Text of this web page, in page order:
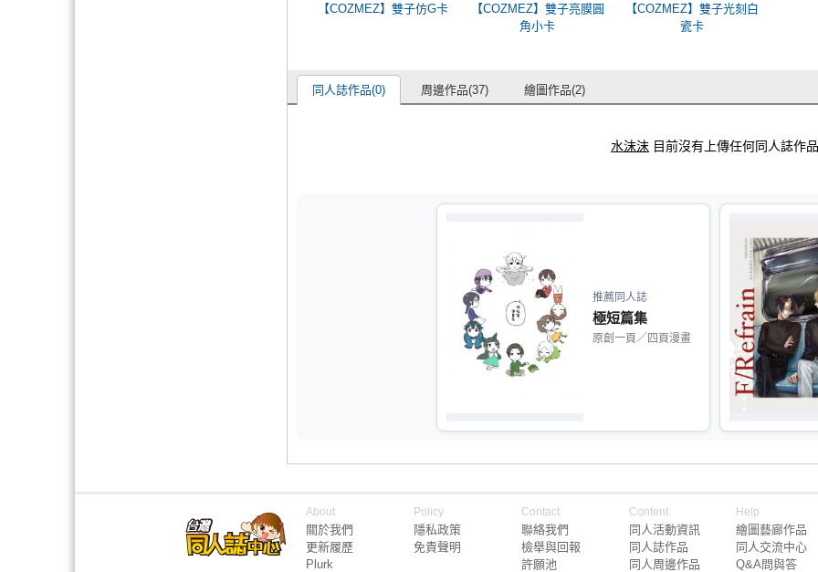
【COZMEZ】雙子仿G卡
【COZMEZ】雙子亮膜圓
角小卡
【COZMEZ】雙子光刻白
瓷卡
同人誌作品(0) 周邊作品(37) 繪圖作品(2)
水沫沫 目前沒有上傳任何同人誌作品
推薦同人誌
極短篇集
原創一頁／四頁漫畫
About
關於我們
更新履歷
Plurk
Policy
隱私政策
免責聲明
Contact
聯絡我們
檢舉與回報
許願池
Content
同人活動資訊
同人誌作品
同人周邊作品
Help
繪圖藝廊作品
同人交流中心
Q&A問與答